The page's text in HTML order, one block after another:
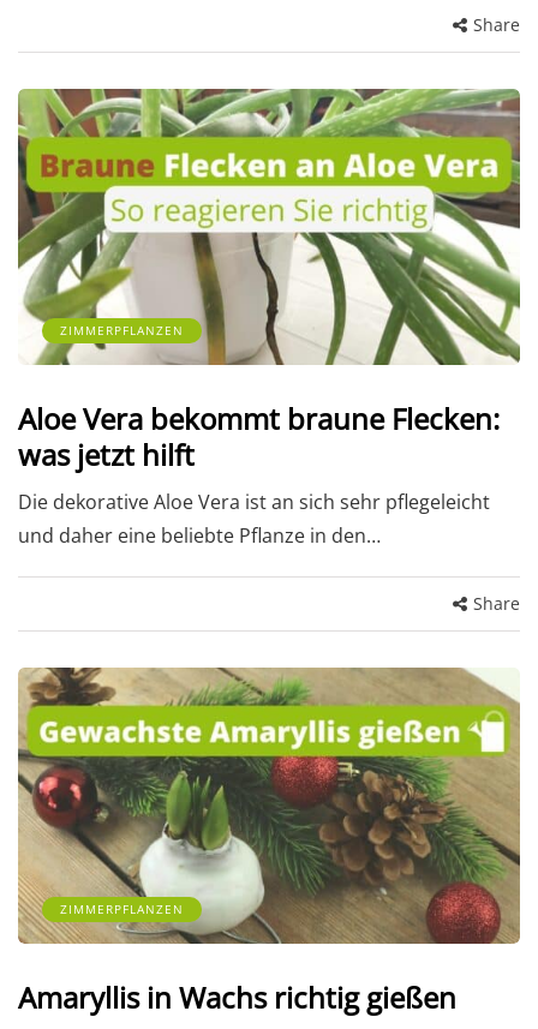
Share
ZIMMERPFLANZEN
Aloe Vera bekommt braune Flecken:
was jetzt hilft
Die dekorative Aloe Vera ist an sich sehr pflegeleicht
und daher eine beliebte Pflanze in den…
Share
ZIMMERPFLANZEN
Amaryllis in Wachs richtig gießen